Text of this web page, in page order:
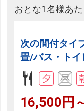
おとな1名様あ
次の間付タイ
畳/バス・トイ
16,500円